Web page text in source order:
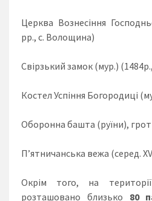
Церква Вознесіння
рр., с. Волощина)
Свірзький замок (мур.)
Костел Успіння Богородиці
Оборонна башта (руїни), грот
П’ятничанська вежа (серед.
Окрім того, на
розташовано близько 80